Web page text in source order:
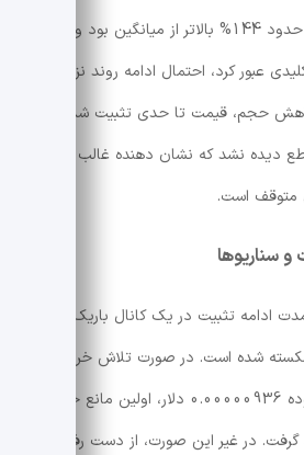
تقویت کرد. وقتی حجم حدود 144% بالاتر از میانگین بود و
عبور کرد، احتمال ادامه روند نزولی
حجم، قیمت تا حدی تثبیت شد اما
دیده نشد که نشان دهنده غالب بودن
متوقف است.
سناریوها
ادامه تثبیت در یک کانال باریک یا
شده است. در صورت تلاش خریداران
برای بازپس گیری محدوده 0.00000936 دلار، اولین مانع جدی
گرفت. در غیر این صورت، از دست رفتن